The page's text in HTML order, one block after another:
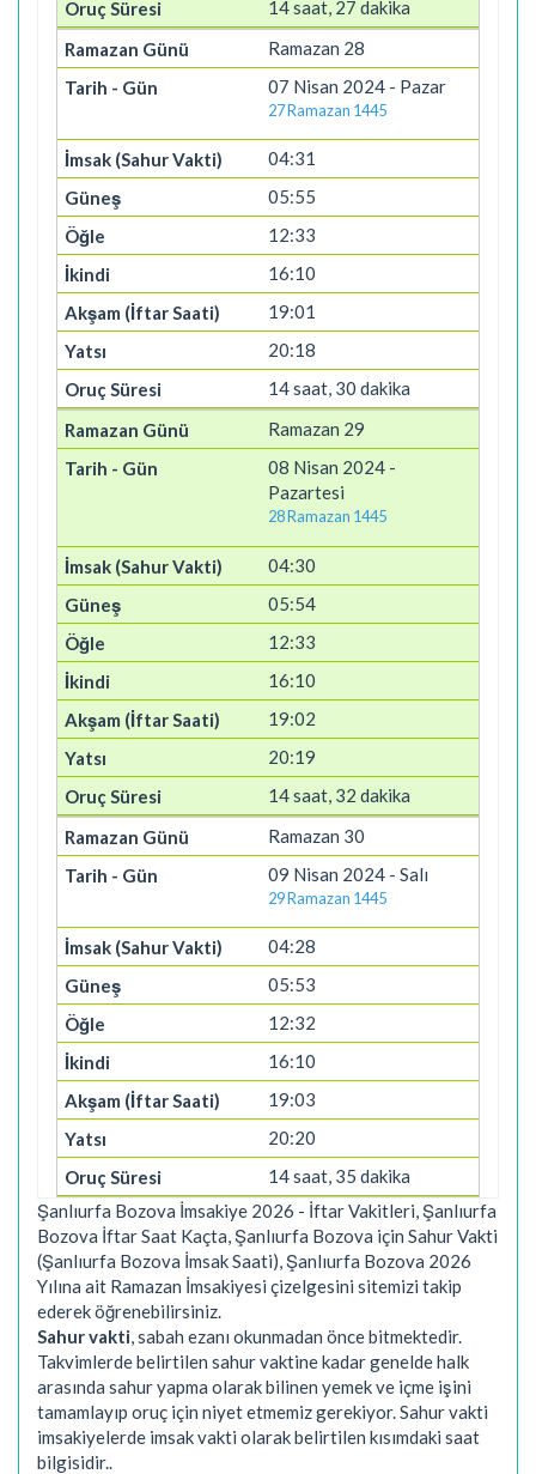
14 saat, 27 dakika
Ramazan 28
07 Nisan 2024 - Pazar
27 Ramazan 1445
04:31
05:55
12:33
16:10
19:01
20:18
14 saat, 30 dakika
Ramazan 29
08 Nisan 2024 -
Pazartesi
28 Ramazan 1445
04:30
05:54
12:33
16:10
19:02
20:19
14 saat, 32 dakika
Ramazan 30
09 Nisan 2024 - Salı
29 Ramazan 1445
04:28
05:53
12:32
16:10
19:03
20:20
14 saat, 35 dakika
Şanlıurfa Bozova İmsakiye 2026 - İftar Vakitleri, Şanlıurfa
Bozova İftar Saat Kaçta, Şanlıurfa Bozova için Sahur Vakti
(Şanlıurfa Bozova İmsak Saati), Şanlıurfa Bozova 2026
Yılına ait Ramazan İmsakiyesi çizelgesini sitemizi takip
ederek öğrenebilirsiniz.
Sahur vakti, sabah ezanı okunmadan önce bitmektedir.
Takvimlerde belirtilen sahur vaktine kadar genelde halk
arasında sahur yapma olarak bilinen yemek ve içme işini
tamamlayıp oruç için niyet etmemiz gerekiyor. Sahur vakti
imsakiyelerde imsak vakti olarak belirtilen kısımdaki saat
bilgisidir..